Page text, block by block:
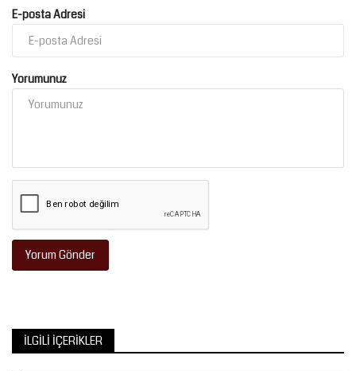
E-posta Adresi
Yorumunuz
Yorum Gönder
İLGILI İÇERIKLER